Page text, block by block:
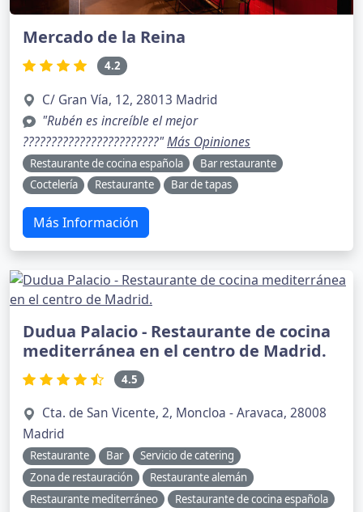
Mercado de la Reina
4.2
C/ Gran Vía, 12, 28013 Madrid
"Rubén es increíble el mejor
????????????????????????"Más Opiniones
Restaurante de cocina española
Bar restaurante
Coctelería
Restaurante Bar de tapas
Más Información
Dudua Palacio - Restaurante de cocina
mediterránea en el centro de Madrid.
4.5
Cta. de San Vicente, 2, Moncloa - Aravaca, 28008
Madrid
Restaurante Bar
Servicio de catering
Zona de restauración
Restaurante alemán
Restaurante mediterráneo
Restaurante de cocina española